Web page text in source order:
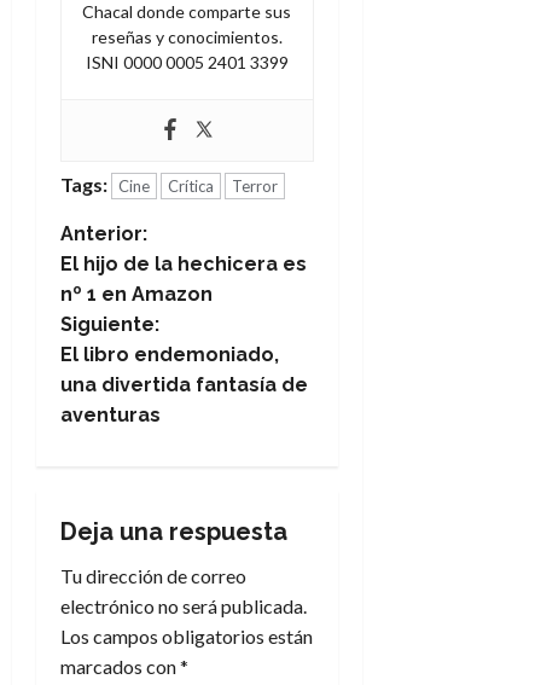
Chacal donde comparte sus
reseñas y conocimientos.
ISNI 0000 0005 2401 3399
Tags: Cine Crítica Terror
N
a
v
e
c
i
ó
Anterior:
El hijo de la hechicera es
nº 1 en Amazon
Siguiente:
El libro endemoniado,
una divertida fantasía de
aventuras
Deja una respuesta
Tu dirección de correo
electrónico no será publicada.
Los campos obligatorios están
marcados con*